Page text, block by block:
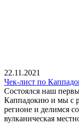
22.11.2021
Чек-лист по
Состоялся наш
Каппадокию и мы с
регионе и делимся
вулканическая